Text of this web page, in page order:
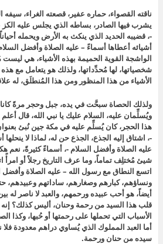
ناقته القصواء، حماره عفير، قصعته الغراء، سيفه
يشرب فيها الصادر، بساطه الذي يجلس عليه الكز
-، قضيبه الحديد الذي ينكث به الأرض ويحمله
أشيائه أعطاها أسماءً – عليه الصلاة وأفضل
الواشجة القوية الحميمة بهذه الأشياء، هي ليست
شخصياتها، لها مُحدِّداتها، ولذلك هو يتعامل مع
الأشياء من هذا المنظور ومن هذا المُنطلَق، له
ولذلك الحصاة سبحَّت في يده، جبل وحجر مرةً كانا
ويُسلِّمان عليه، السلام عليك يا نبي الله، قال
هذا الحجر، كان يُسلِّم عليه في مكة جين نُبئ
-، اشتاق إليه الجذع، الجذع حن له، لماذا لا
عليه الصلاة وأفضل السلام -، أسماءً كثيرةً، نعم
شيئ مُختلِف تماماً، وما عرف التاريخ رجلاً أو
اتسع النطاق مع رسول الله – عليه الصلاة وأفضل
ونساؤهم، كبارهم وصغارهم، ساداتهم وعبيدهم،
أيضاً، هو أحب عبيده ورحمهم، والعبد لا ناصر له
قلب هذا السيد من رحمة وحنان، أليس كذلك؟ إنه
الأسباب التي تحملها على رحمتها أو حُبها، وكذا
أما العبد المملوك الذي يُساوي دراهم معدودة
سيده من حنان ورحمة.